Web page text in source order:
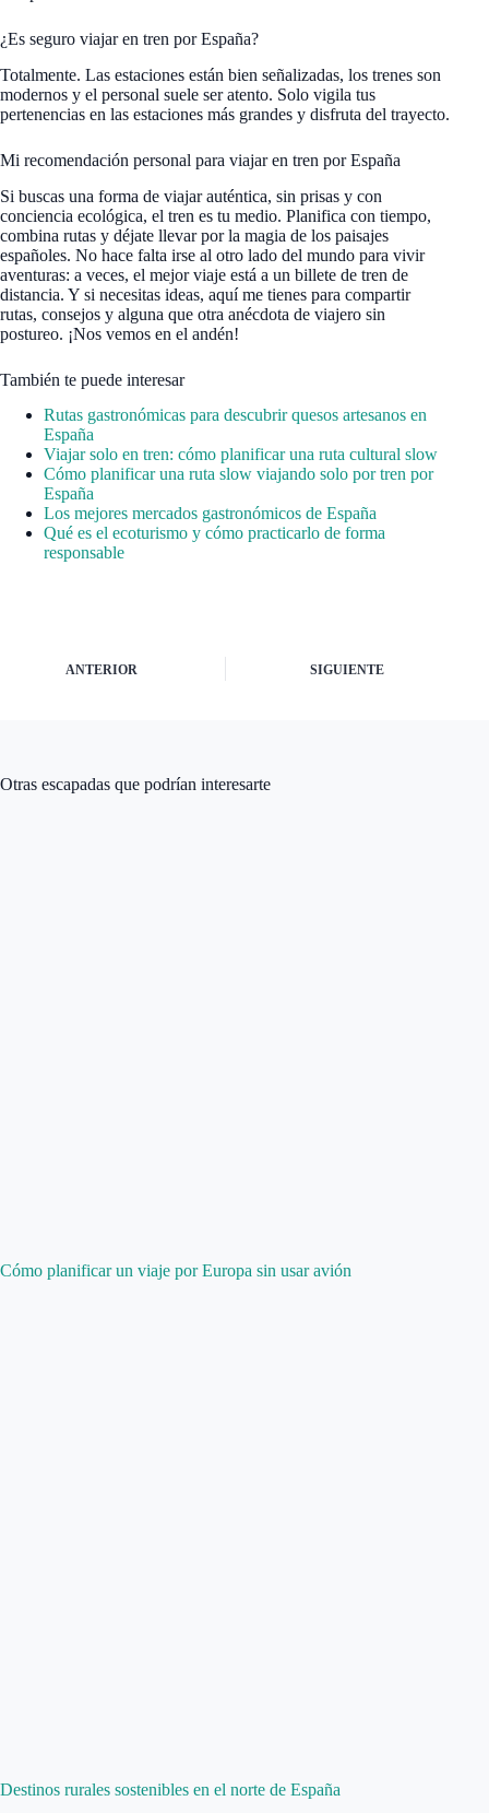
¿Es seguro viajar en tren por España?
Totalmente. Las estaciones están bien señalizadas, los trenes son
modernos y el personal suele ser atento. Solo vigila tus
pertenencias en las estaciones más grandes y disfruta del trayecto.
Mi recomendación personal para viajar en tren por España
Si buscas una forma de viajar auténtica, sin prisas y con
conciencia ecológica, el tren es tu medio. Planifica con tiempo,
combina rutas y déjate llevar por la magia de los paisajes
españoles. No hace falta irse al otro lado del mundo para vivir
aventuras: a veces, el mejor viaje está a un billete de tren de
distancia. Y si necesitas ideas, aquí me tienes para compartir
rutas, consejos y alguna que otra anécdota de viajero sin
postureo. ¡Nos vemos en el andén!
También te puede interesar
Rutas gastronómicas para descubrir quesos artesanos en
España
Viajar solo en tren: cómo planificar una ruta cultural slow
Cómo planificar una ruta slow viajando solo por tren por
España
Los mejores mercados gastronómicos de España
Qué es el ecoturismo y cómo practicarlo de forma
responsable
ANTERIOR SIGUIENTE
Otras escapadas que podrían interesarte
Cómo planificar un viaje por Europa sin usar avión
Destinos rurales sostenibles en el norte de España